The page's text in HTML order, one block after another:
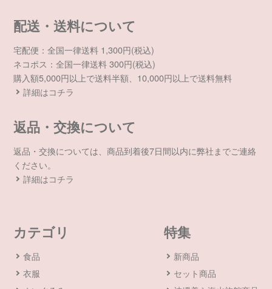
配送・送料について
宅配便：全国一律送料 1,300円(税込)
ネコポス：全国一律送料 300円(税込)
購入額5,000円以上で送料半額、10,000円以上で送料無料
詳細はコチラ
返品・交換について
返品・交換については、商品到着後7日間以内に弊社までご連絡
ください。
詳細はコチラ
カテゴリ
食品
衣服
特集
新商品
セット商品